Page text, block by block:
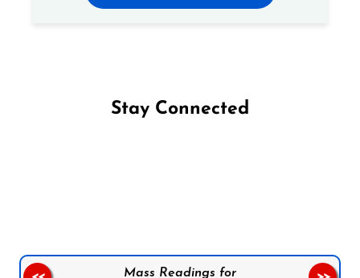
Stay Connected
Mass Readings for